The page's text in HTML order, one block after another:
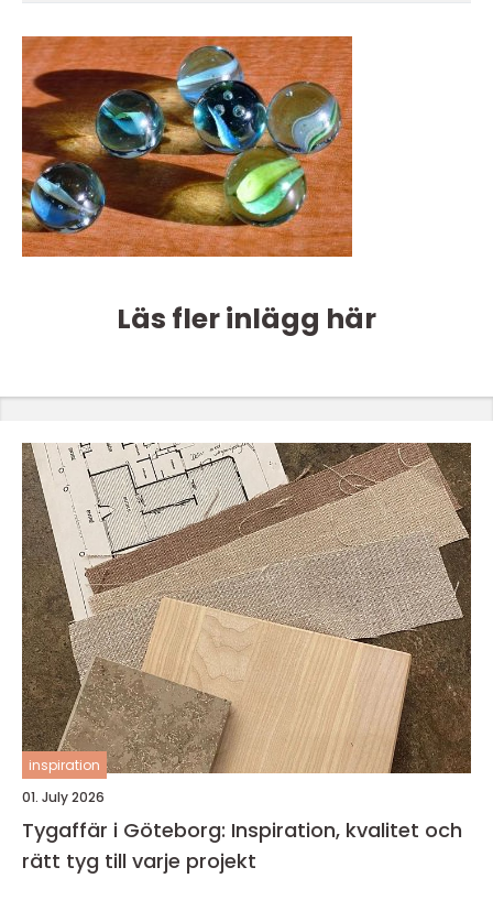
Läs fler inlägg här
inspiration
01. July 2026
Tygaffär i Göteborg: Inspiration, kvalitet och
rätt tyg till varje projekt